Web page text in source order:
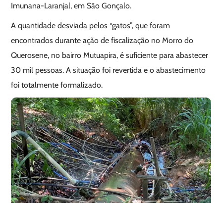
Imunana-Laranjal, em São Gonçalo.
A quantidade desviada pelos “gatos”, que foram
encontrados durante ação de fiscalização no Morro do
Querosene, no bairro Mutuapira, é suficiente para abastecer
30 mil pessoas. A situação foi revertida e o abastecimento
foi totalmente formalizado.